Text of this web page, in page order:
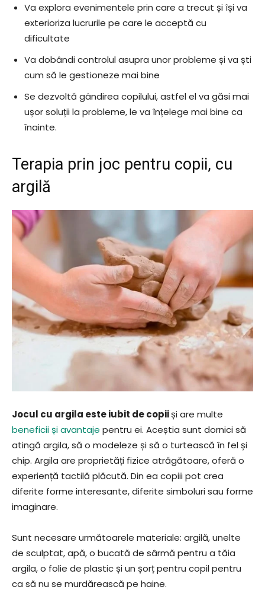
Va explora evenimentele prin care a trecut și își va
exterioriza lucrurile pe care le acceptă cu
dificultate
Va dobândi controlul asupra unor probleme și va ști
cum să le gestioneze mai bine
Se dezvoltă gândirea copilului, astfel el va găsi mai
ușor soluții la probleme, le va înțelege mai bine ca
înainte.
Terapia prin joc pentru copii, cu
argilă
Jocul cu argila este iubit de copiiși are multe
beneficii și avantaje pentru ei. Aceștia sunt dornici să
atingă argila, să o modeleze și să o turtească în fel și
chip. Argila are proprietăți fizice atrăgătoare, oferă o
experiență tactilă plăcută. Din ea copiii pot crea
diferite forme interesante, diferite simboluri sau forme
imaginare.
Sunt necesare următoarele materiale: argilă, unelte
de sculptat, apă, o bucată de sârmă pentru a tăia
argila, o folie de plastic și un șorț pentru copil pentru
ca să nu se murdărească pe haine.